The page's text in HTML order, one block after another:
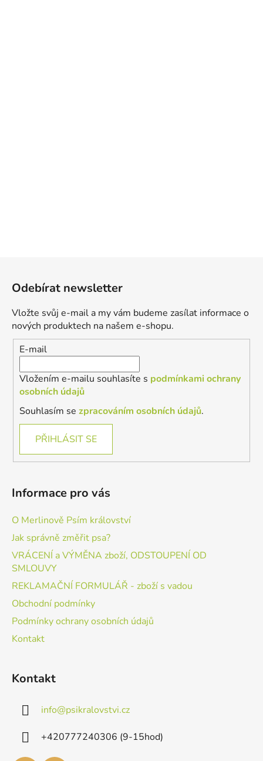
Odebírat newsletter
Vložte svůj e-mail a my vám budeme zasílat informace o
nových produktech na našem e-shopu.
E-mail
Vložením e-mailu souhlasíte s podmínkami ochrany
osobních údajů
Souhlasím se zpracováním osobních údajů.
PŘIHLÁSIT SE
Informace pro vás
O Merlinově Psím království
Jak správně změřit psa?
VRÁCENÍ a VÝMĚNA zboží, ODSTOUPENÍ OD
SMLOUVY
REKLAMAČNÍ FORMULÁŘ - zboží s vadou
Obchodní podmínky
Podmínky ochrany osobních údajů
Kontakt
Kontakt
info@psikralovstvi.cz
+420777240306 (9-15hod)